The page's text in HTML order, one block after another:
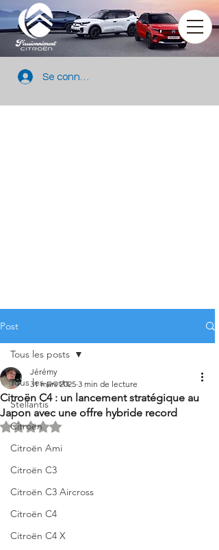
Se connecter
Post
Tous les posts
Stellantis
Citroën
Citroën Ami
Citroën C3
Citroën C3 Aircross
Citroën C4
Citroën C4 X
Tous les posts
Citroën C4 : un lancement stratégique au
Japon avec une offre hybride record
Jérémy
31 mars 2025 3 min de lecture
Noté NaN étoiles sur 5.